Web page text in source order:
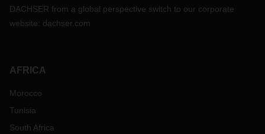
DACHSER from a global perspective switch to our corporate
website: dachser.com
AFRICA
Morocco
Tunisia
South Africa